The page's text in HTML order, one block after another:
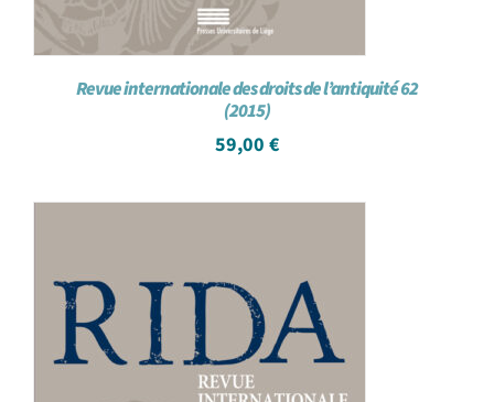
Revue internationale des droits de l’antiquité 62
(2015)
59,00 €